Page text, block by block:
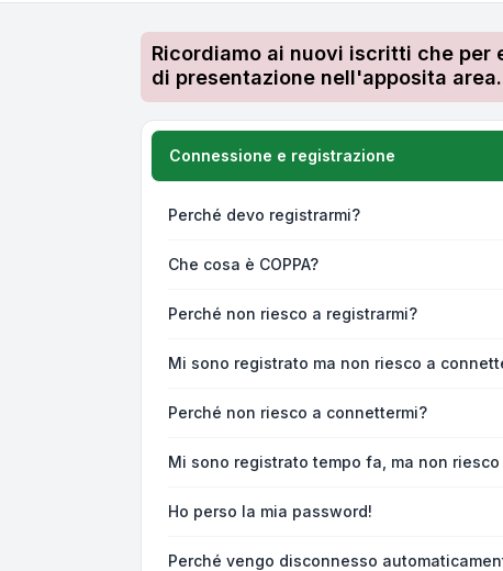
Ricordiamo ai nuovi iscritti che
di presentazione nell'apposita
Connessione e registrazione
Perché devo registrarmi?
Che cosa è COPPA?
Perché non riesco a registrarmi?
Mi sono registrato ma non riesco a
Perché non riesco a connettermi?
Mi sono registrato tempo fa, ma non
Ho perso la mia password!
Perché vengo disconnesso